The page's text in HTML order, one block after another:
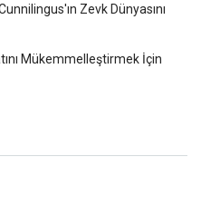
Zevk Dünyasını
Mükemmelleştirmek İçin